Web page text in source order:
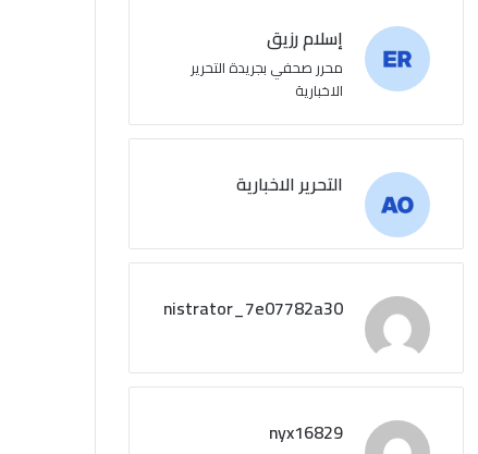
إسلام رزيق
محرر صحفي بجريدة التحرير
الاخبارية
التحرير الاخبارية
administrator_7e07782a30
nyx16829